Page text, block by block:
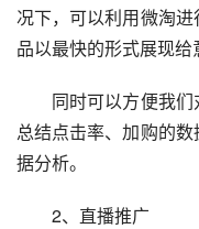
况下，可以利用微淘
品以最快的形式展现给
同时可以方便我们
总结点击率、加购的
据分析。
2、直播推广